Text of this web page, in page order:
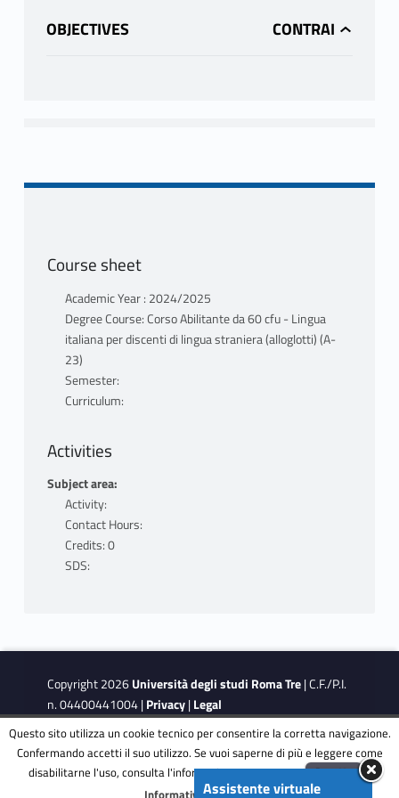
OBJECTIVES
Course sheet
Academic Year : 2024/2025
Degree Course: Corso Abilitante da 60 cfu - Lingua
italiana per discenti di lingua straniera (alloglotti) (A-
23)
Semester:
Curriculum:
Activities
Subject area:
Activity:
Contact Hours:
Credits: 0
SDS:
Copyright 2026Università degli studi Roma Tre| C.F./P.I.
n. 04400441004 |Privacy|Legal
Notes|Accessibility Accessibility Target
Assistente virtuale
This site is protected by reCAPTCHA and the GooglePrivacy
Questo sito utilizza un cookie tecnico per consentire la corretta navigazione.
Confermando accetti il suo utilizzo. Se vuoi saperne di più e leggere come
disabilitarne l'uso, consulta l'informativa estesa.ENG
Accetta
Informativa completa